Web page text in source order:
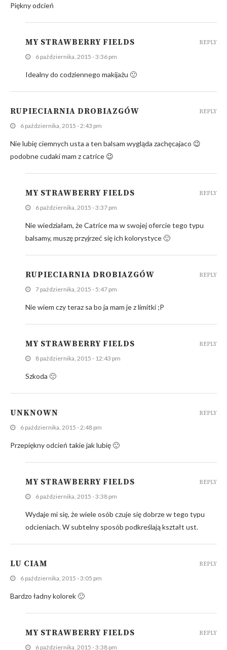
Piękny odcień
MY STRAWBERRY FIELDS
6 października, 2015 - 3:36 pm
Idealny do codziennego makijażu 🙂
REPLY
RUPIECIARNIA DROBIAZGÓW
6 października, 2015 - 2:43 pm
Nie lubię ciemnych usta a ten balsam wygląda zachęcajaco 😉
podobne cudaki mam z catrice 😉
REPLY
MY STRAWBERRY FIELDS
6 października, 2015 - 3:37 pm
Nie wiedziałam, że Catrice ma w swojej ofercie tego typu
balsamy, muszę przyjrzeć się ich kolorystyce 🙂
REPLY
RUPIECIARNIA DROBIAZGÓW
7 października, 2015 - 5:47 pm
Nie wiem czy teraz sa bo ja mam je z limitki ;P
REPLY
MY STRAWBERRY FIELDS
8 października, 2015 - 12:43 pm
Szkoda 🙁
REPLY
UNKNOWN
6 października, 2015 - 2:48 pm
Przepiękny odcień takie jak lubię 🙂
REPLY
MY STRAWBERRY FIELDS
6 października, 2015 - 3:38 pm
Wydaje mi się, że wiele osób czuje się dobrze w tego typu
odcieniach. W subtelny sposób podkreślają kształt ust.
REPLY
LU CIAM
6 października, 2015 - 3:05 pm
Bardzo ładny kolorek 🙂
REPLY
MY STRAWBERRY FIELDS
6 października, 2015 - 3:38 pm
REPLY